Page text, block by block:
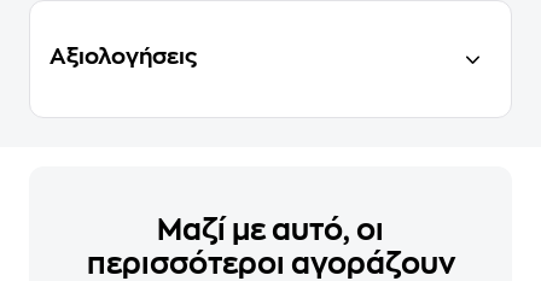
Αξιολογήσεις
Μαζί με αυτό, οι
περισσότεροι αγοράζουν